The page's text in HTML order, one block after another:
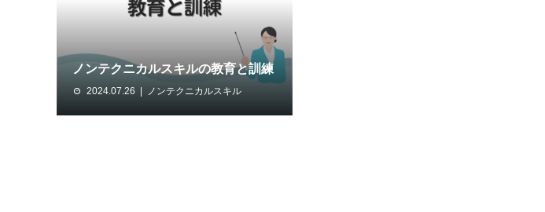
ノンテクニカルスキルの教育と訓練
2024.07.26 ノンテクニカルスキル